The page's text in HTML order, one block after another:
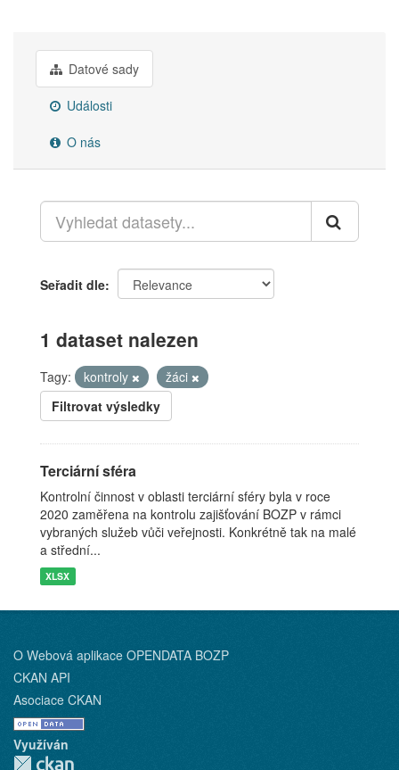
Datové sady
Události
O nás
Seřadit dle
1 dataset nalezen
Tagy: kontroly
žáci
Filtrovat výsledky
Terciární sféra
Kontrolní činnost v oblasti terciární sféry byla v roce
2020 zaměřena na kontrolu zajišťování BOZP v rámci
vybraných služeb vůči veřejnosti. Konkrétně tak na malé
a střední...
XLSX
O Webová aplikace OPENDATA BOZP
CKAN API
Asociace CKAN
Využíván